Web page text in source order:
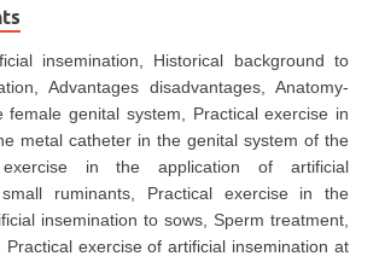
insemination, Historical background to
Advantages disadvantages, Anatomy-
female genital system, Practical exercise in
metal catheter in the genital system of the
in the application of artificial
ruminants, Practical exercise in the
insemination to sows, Sperm treatment,
Practical exercise of artificial insemination at